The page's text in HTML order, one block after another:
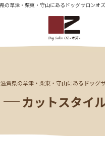
滋賀県の草津・栗東・守山にあるドッグ
カットスタイ